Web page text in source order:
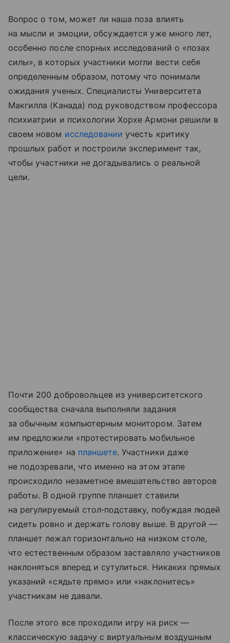
Вопрос о том, может ли наша поза влиять
на мысли и эмоции, обсуждается уже много лет,
особенно после спорных исследований о «позах
силы», в которых участники могли вести себя
определенным образом, потому что понимали
ожидания ученых. Специалисты Университета
Макгилла (Канада) под руководством профессора
психиатрии и психологии Хорхе Армони решили в
своем новом исследовании учесть критику
прошлых работ и построили эксперимент так,
чтобы участники не догадывались о реальной
цели.
Почти 200 добровольцев из университетского
сообщества сначала выполняли задания
за обычным компьютерным монитором. Затем
им предложили «протестировать мобильное
приложение» на планшете. Участники даже
не подозревали, что именно на этом этапе
происходило незаметное вмешательство авторов
работы. В одной группе планшет ставили
на регулируемый стол‑подставку, побуждая людей
сидеть ровно и держать голову выше. В другой —
планшет лежал горизонтально на низком столе,
что естественным образом заставляло участников
наклоняться вперед и сутулиться. Никаких прямых
указаний «сядьте прямо» или «наклонитесь»
участникам не давали.
После этого все проходили игру на риск —
классическую задачу с виртуальным воздушным